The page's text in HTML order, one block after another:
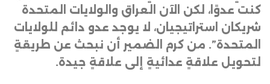
كنت عدوًا، لكن الآن العراق والولايات المتحدة
شريكان استراتيجيان، لا يوجد عدو دائم للولايات
المتحدة”. من كرم الضمير أن نبحث عن طريقةٍ
لتحويل علاقةٍ عدائيةٍ إلى علاقةٍ جيدة.